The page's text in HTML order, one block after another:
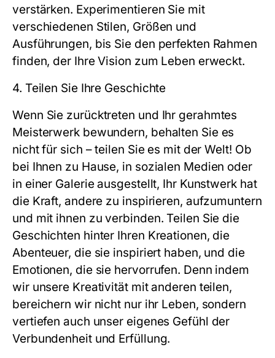
verstärken. Experimentieren Sie mit
verschiedenen Stilen, Größen und
Ausführungen, bis Sie den perfekten Rahmen
finden, der Ihre Vision zum Leben erweckt.
4. Teilen Sie Ihre Geschichte
Wenn Sie zurücktreten und Ihr gerahmtes
Meisterwerk bewundern, behalten Sie es
nicht für sich – teilen Sie es mit der Welt! Ob
bei Ihnen zu Hause, in sozialen Medien oder
in einer Galerie ausgestellt, Ihr Kunstwerk hat
die Kraft, andere zu inspirieren, aufzumuntern
und mit ihnen zu verbinden. Teilen Sie die
Geschichten hinter Ihren Kreationen, die
Abenteuer, die sie inspiriert haben, und die
Emotionen, die sie hervorrufen. Denn indem
wir unsere Kreativität mit anderen teilen,
bereichern wir nicht nur ihr Leben, sondern
vertiefen auch unser eigenes Gefühl der
Verbundenheit und Erfüllung.